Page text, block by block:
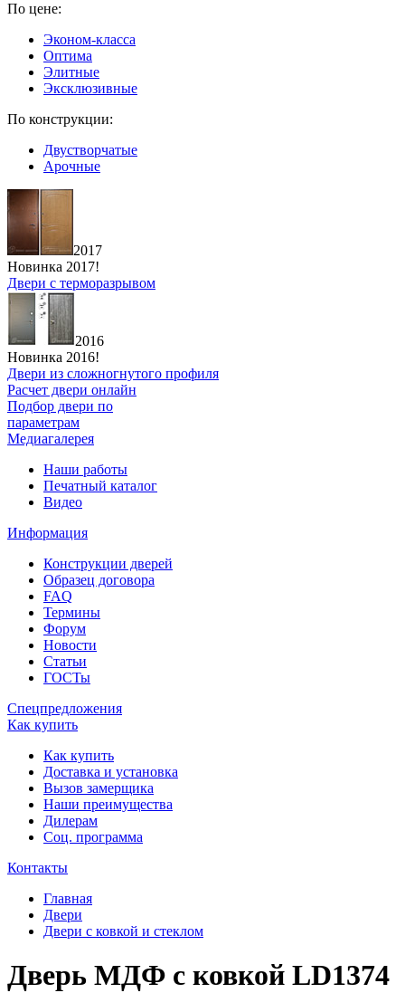
По цене:
Эконом-класса
Оптима
Элитные
Эксклюзивные
По конструкции:
Двустворчатые
Арочные
2017
Новинка 2017!
Двери с терморазрывом
2016
Новинка 2016!
Двери из сложногнутого профиля
Расчет двери онлайн
Подбор двери по
параметрам
Медиагалерея
Наши работы
Печатный каталог
Видео
Информация
Конструкции дверей
Образец договора
FAQ
Термины
Форум
Новости
Статьи
ГОСТы
Спецпредложения
Как купить
Как купить
Доставка и установка
Вызов замерщика
Наши преимущества
Дилерам
Соц. программа
Контакты
Главная
Двери
Двери с ковкой и стеклом
Дверь МДФ с ковкой LD1374